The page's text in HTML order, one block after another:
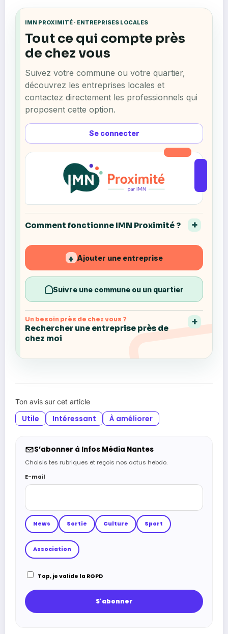
IMN PROXIMITÉ · ENTREPRISES LOCALES
Se connecter
Tout ce qui compte près
de chez vous
Suivez votre commune ou votre quartier,
découvrez les entreprises locales et
contactez directement les professionnels qui
proposent cette option.
Comment fonctionne IMN Proximité ?
+ Ajouter une entreprise
Suivre une commune ou un quartier
Un besoin près de chez vous ?
Rechercher une entreprise près de
chez moi
Ton avis sur cet article
Utile Intéressant À améliorer
S’abonner à Infos Média Nantes
Choisis tes rubriques et reçois nos actus hebdo.
E-mail
News Sortie Culture Sport
Association
Top, je valide la RGPD